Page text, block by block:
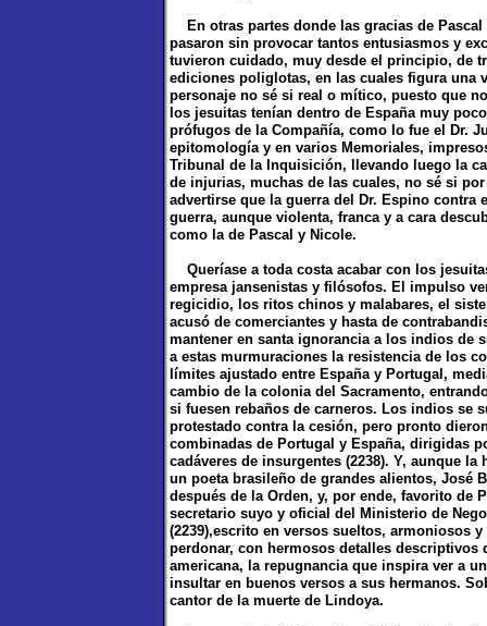
En otras partes donde las gracias de
pasaron sin provocar tantos entusiasmos y
tuvieron cuidado, muy desde el principio, de
ediciones poliglotas, en las cuales figura una
personaje no sé si real o mítico, puesto que
los jesuitas tenían dentro de España muy
prófugos de la Compañía, como lo fue el Dr.
epitomología y en varios Memoriales,
Tribunal de la Inquisición, llevando luego la
de injurias, muchas de las cuales, no sé si
advertirse que la guerra del Dr. Espino contra
guerra, aunque violenta, franca y a cara
como la de Pascal y Nicole.
Queríase a toda costa acabar con los
empresa jansenistas y filósofos. El impulso
regicidio, los ritos chinos y malabares, el
acusó de comerciantes y hasta de
mantener en santa ignorancia a los indios de
a estas murmuraciones la resistencia de los
límites ajustado entre España y Portugal,
cambio de la colonia del Sacramento,
si fuesen rebaños de carneros. Los indios se
protestado contra la cesión, pero pronto
combinadas de Portugal y España, dirigidas
cadáveres de insurgentes (2238). Y, aunque
un poeta brasileño de grandes alientos, José
después de la Orden, y, por ende, favorito de
secretario suyo y oficial del Ministerio de
(2239),escrito en versos sueltos, armoniosos
perdonar, con hermosos detalles
americana, la repugnancia que inspira ver a
insultar en buenos versos a sus hermanos.
cantor de la muerte de Lindoya.